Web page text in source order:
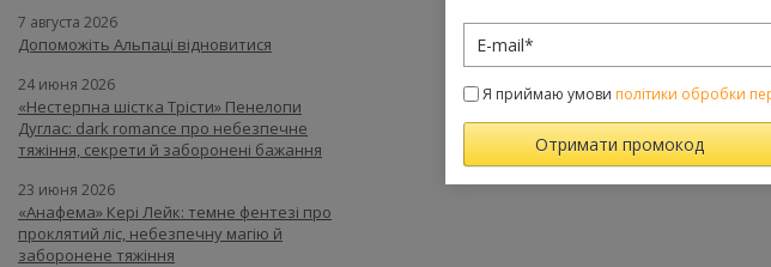
7 августа 2026
Допоможіть Альпаці відновитися
24 июня 2026
«Нестерпна шістка Трісти» Пенелопи
Дуглас: dark romance про небезпечне
тяжіння, секрети й заборонені бажання
23 июня 2026
«Анафема» Кері Лейк: темне фентезі про
проклятий ліс, небезпечну магію й
заборонене тяжіння
Я приймаю умови політики обробки